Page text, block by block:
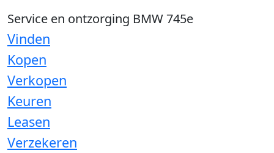
Service en ontzorging BMW 745e
Vinden
Kopen
Verkopen
Keuren
Leasen
Verzekeren